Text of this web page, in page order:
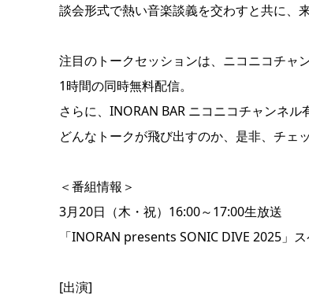
談会形式で熱い音楽談義を交わすと共に、
注目のトークセッションは、ニコニコチャ
1時間の同時無料配信。
さらに、INORAN BAR ニコニコチャンネ
どんなトークが飛び出すのか、是非、チェ
＜番組情報＞
3月20日（木・祝）16:00～17:00生放送
「INORAN presents SONIC DIVE 2025」
[出演]